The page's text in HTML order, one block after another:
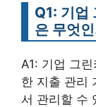
Q1: 기업
은 무엇
A1: 기업 그
한 지출 관리
서 관리할 수